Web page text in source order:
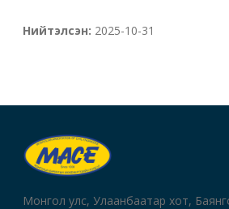
Нийтэлсэн: 2025-10-31
Монгол улс, Улаанбаатар хот,